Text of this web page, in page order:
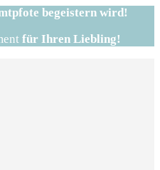
begeistern wird!
für Ihren Liebling!